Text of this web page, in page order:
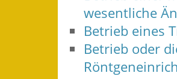
wesentliche
Betrieb eines
Betrieb oder